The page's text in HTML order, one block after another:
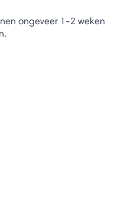
ongeveer 1-2 weken